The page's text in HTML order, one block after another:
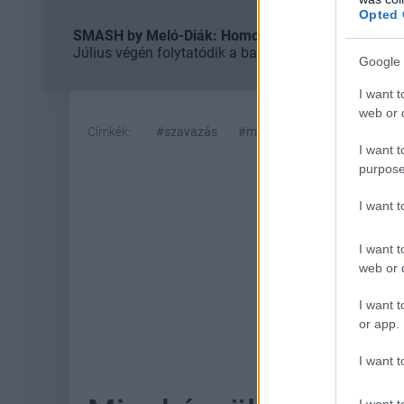
Opted
Google
I want
web or
I want
I want
I want
web or
I want
or app.
I want
SMASH by Meló-Diák: Homok, zene és a nyár
Július végén folytatódik a balatoni strandröplabda-
Címkék: #szavazás #megjelenés